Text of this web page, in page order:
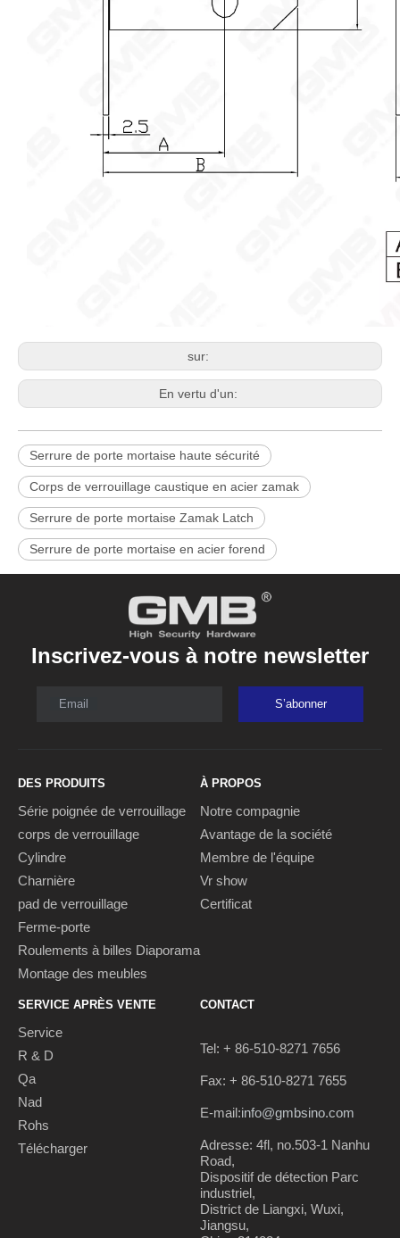
sur:
En vertu d'un:
Serrure de porte mortaise haute sécurité
Corps de verrouillage caustique en acier zamak
Serrure de porte mortaise Zamak Latch
Serrure de porte mortaise en acier forend
Inscrivez-vous à notre newsletter
Email S’abonner
DES PRODUITS
Série poignée de verrouillage
corps de verrouillage
Cylindre
Charnière
pad de verrouillage
Ferme-porte
Roulements à billes Diaporama
Montage des meubles
À PROPOS
Notre compagnie
Avantage de la société
Membre de l'équipe
Vr show
Certificat
SERVICE APRÈS VENTE
Service
R & D
Qa
Nad
Rohs
Télécharger
CONTACT
Tel: + 86-510-8271 7656
Fax: + 86-510-8271 7655
E-mail:info@gmbsino.com
Adresse: 4fl, no.503-1 Nanhu
Road,
Dispositif de détection Parc
industriel,
District de Liangxi, Wuxi,
Jiangsu,